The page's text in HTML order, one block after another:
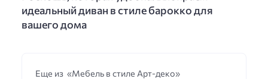
идеальный диван в стиле барокко для
вашего дома
Еще из «Мебель в стиле Арт-деко»